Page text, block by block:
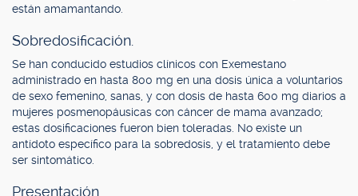
están amamantando.
Sobredosificación.
Se han conducido estudios clínicos con Exemestano
administrado en hasta 800 mg en una dosis única a voluntarios
de sexo femenino, sanas, y con dosis de hasta 600 mg diarios a
mujeres posmenopáusicas con cáncer de mama avanzado;
estas dosificaciones fueron bien toleradas. No existe un
antídoto específico para la sobredosis, y el tratamiento debe
ser sintomático.
Presentación.